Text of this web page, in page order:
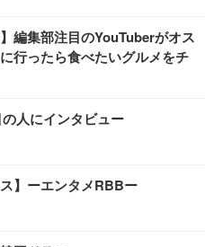
編集部注目のYouTuberがオス
行ったら食べたいグルメをチ
人にインタビュー
】ーエンタメRBBー